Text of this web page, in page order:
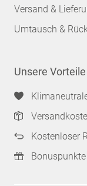
Versand &
Umtausch &
Unsere Vorteile
Kostenloser